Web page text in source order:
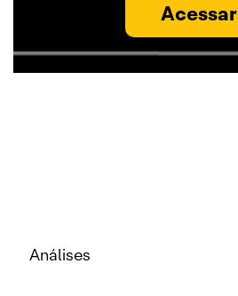
Acessar
Análises